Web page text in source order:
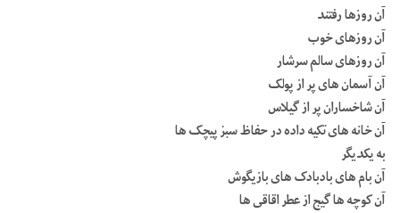
آن روزها رفتند
آن روزهای خوب
آن روزهای سالم سرشار
آن آسمان های پر از پولک
آن شاخساران پر از گیلاس
آن خانه های تکیه داده در حفاظ سبز پیچک ها
به یکدیگر
آن بام های بادبادک های بازیگوش
آن کوچه ها گیج از عطر اقاقی ها